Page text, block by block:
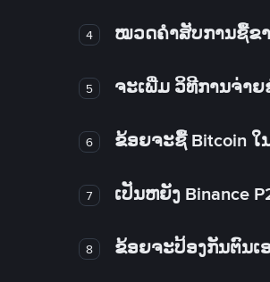
4 ໝວດຄໍາສັບການຊື້ຂາ
5 ຈະເພີ່ມ ວິທີການຈ່າຍ
6 ຂ້ອຍຈະຊື້ Bitcoin ໃ
7 ເປັນຫຍັງ Binance
8 ຂ້ອຍຈະປ້ອງກັນຕົນເອ